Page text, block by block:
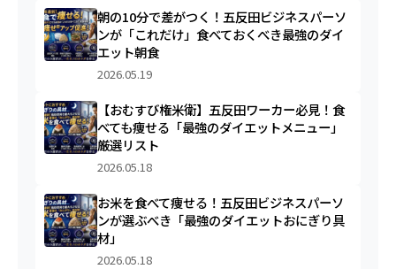
朝の10分で差がつく！五反田ビジネスパーソ
ンが「これだけ」食べておくべき最強のダイ
エット朝食
2026.05.19
【おむすび権米衛】五反田ワーカー必見！食
べても痩せる「最強のダイエットメニュー」
厳選リスト
2026.05.18
お米を食べて痩せる！五反田ビジネスパーソ
ンが選ぶべき「最強のダイエットおにぎり具
材」
2026.05.18